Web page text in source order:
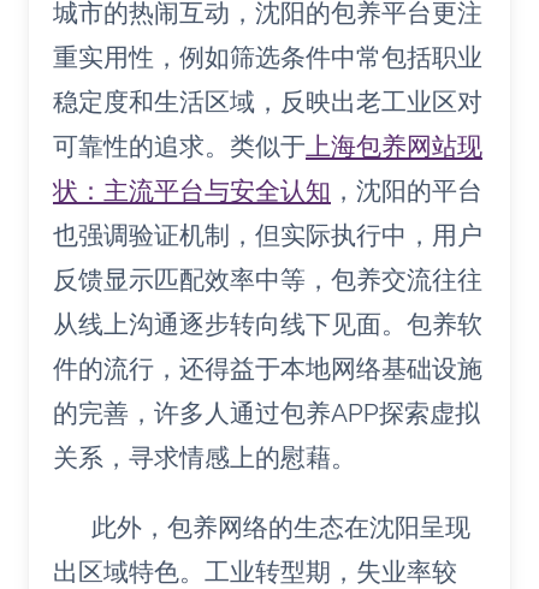
城市的热闹互动，沈阳的包养平台更注
重实用性，例如筛选条件中常包括职业
稳定度和生活区域，反映出老工业区对
可靠性的追求。类似于上海包养网站现
状：主流平台与安全认知 ，沈阳的平台
也强调验证机制，但实际执行中，用户
反馈显示匹配效率中等，包养交流往往
从线上沟通逐步转向线下见面。包养软
件的流行，还得益于本地网络基础设施
的完善，许多人通过包养APP探索虚拟
关系，寻求情感上的慰藉。
此外，包养网络的生态在沈阳呈现
出区域特色。工业转型期，失业率较